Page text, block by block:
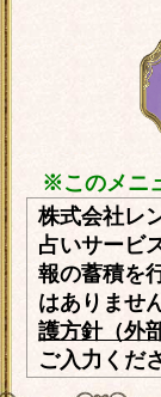
※このメニ
株式会社レ
占いサービ
報の蓄積を
はありませ
護方針（外
ご入力くだ